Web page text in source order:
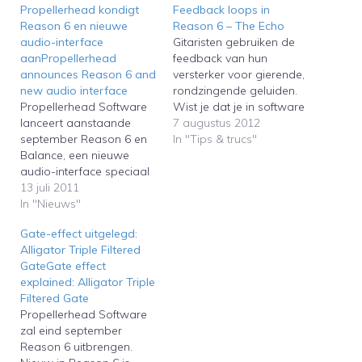
Propellerhead kondigt
Reason 6 en nieuwe
audio-interface
aanPropellerhead
announces Reason 6 and
new audio interface
Propellerhead Software
lanceert aanstaande
september Reason 6 en
Balance, een nieuwe
audio-interface speciaal
voor Reason-gebruikers.
Met de lancering van
overbodig omdat alle
eigenschappen van
Record in Reason 6 zijn
opgenomen.Propellerhea
d Software has
announced Reason 6
and Balance for next
September. Balance is a
13 juli 2011
In "Nieuws"
Feedback loops in
Reason 6 – The Echo
Gitaristen gebruiken de
feedback van hun
versterker voor gierende,
rondzingende geluiden.
Wist je dat je in software
ook feedback loop-
effecten kunt maken? In
7 augustus 2012
In "Tips & trucs"
Gate-effect uitgelegd:
Alligator Triple Filtered
GateGate effect
explained: Alligator Triple
Filtered Gate
Propellerhead Software
zal eind september
Reason 6 uitbrengen.